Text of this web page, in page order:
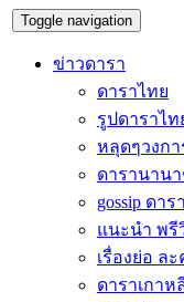
Toggle navigation
ข่าวดารา
ดาราไทย
รูปดาราไท
หลุดๆวงกา
ดารานาน
gossip ดารา
แนะนำ พรี
เรื่องย่อ ล
ดาราเกาห